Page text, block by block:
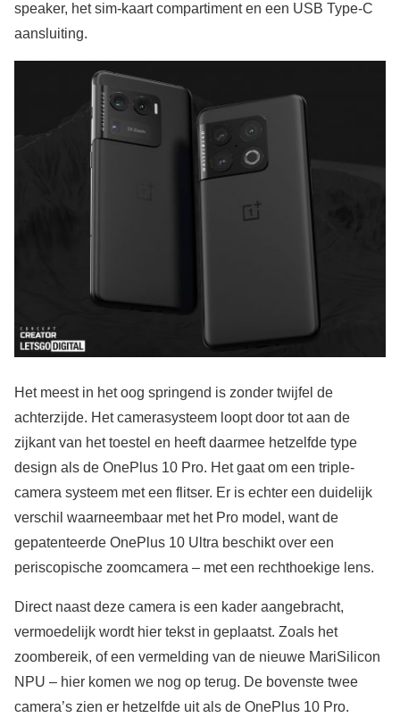
speaker, het sim-kaart compartiment en een USB Type-C
aansluiting.
Het meest in het oog springend is zonder twijfel de
achterzijde. Het camerasysteem loopt door tot aan de
zijkant van het toestel en heeft daarmee hetzelfde type
design als de OnePlus 10 Pro. Het gaat om een triple-
camera systeem met een flitser. Er is echter een duidelijk
verschil waarneembaar met het Pro model, want de
gepatenteerde OnePlus 10 Ultra beschikt over een
periscopische zoomcamera – met een rechthoekige lens.
Direct naast deze camera is een kader aangebracht,
vermoedelijk wordt hier tekst in geplaatst. Zoals het
zoombereik, of een vermelding van de nieuwe MariSilicon
NPU – hier komen we nog op terug. De bovenste twee
camera’s zien er hetzelfde uit als de OnePlus 10 Pro.